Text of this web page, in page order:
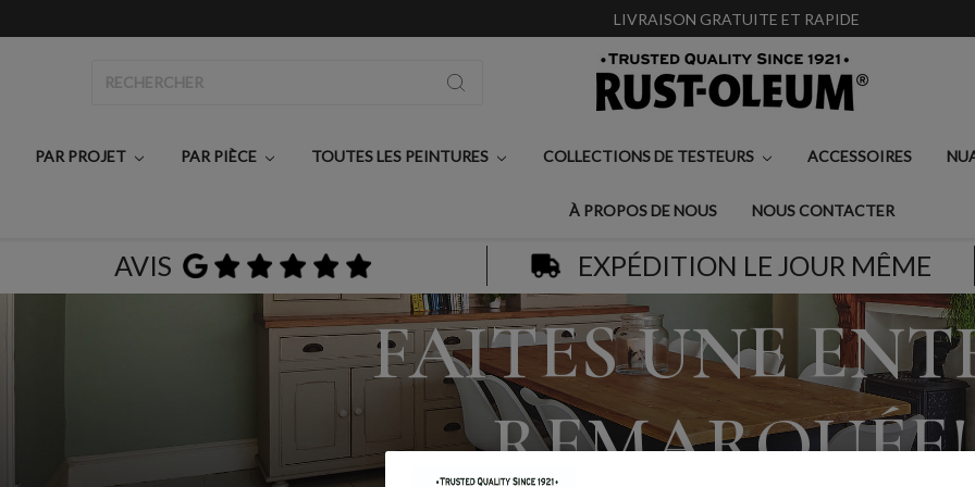
LIVRAISON GRATUITE ET RAPIDE
PAR PROJET PAR PIÈCE TOUTES LES PEINTURES COLLECTIONS DE TESTEURS ACCESSOIRES
À PROPOS DE NOUS NOUS CONTACTER
AVIS EXPÉDITION LE JOUR MÊME
FAITES UNE
REMARQUÉE!